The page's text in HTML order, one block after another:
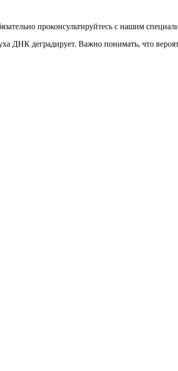
проконсультируйтесь с нашим
ДНК деградирует. Важно понимать, что